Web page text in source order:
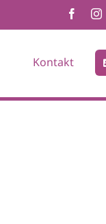
Kontakt